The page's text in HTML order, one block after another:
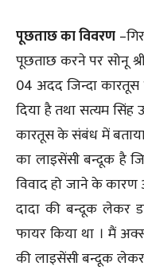
पूछताछ का विवरण
पूछताछ करने पर सोनू
04 अदद जिन्दा
दिया है तथा सत्यम सिंह
कारतूस के संबंध में
का लाइसेंसी बन्दूक है
विवाद हो जाने के
दादा की बन्दूक लेकर
फायर किया था । मैं
की लाइसेंसी बन्दूक